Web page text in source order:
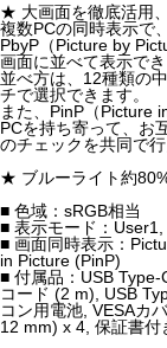
★ 大画面を徹底活用
複数PCの同時表示で
PbyP（Picture by
画面に並べて表示でき
並べ方は、12種類の
チで選択できます。
また、PinP（Picture
PCを持ち寄って、お
のチェックを共同で
★ ブルーライト約
■ 色域：sRGB相当
■ 表示モード：
■ 画面同時表示：
in Picture (PinP)
■ 付属品：USB
コード (2 m), USB
コン用電池, VESAカ
12 mm) x 4, 保証書付